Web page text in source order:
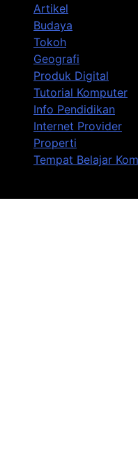
Artikel
Budaya
Tokoh
Geografi
Produk Digital
Tutorial Komputer
Info Pendidikan
Internet Provider
Properti
Tempat Belajar